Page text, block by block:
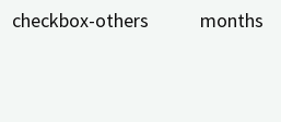
checkbox-others
months